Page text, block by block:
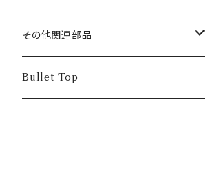
ファストン端子型
レバーボール
単品部品（ジョイスティック）
NOBIモデル関連
30φ_ネジ式
30φ_差込式
押しボタン_24φ
24φ_ネジ式
単品部品（押しボタン）
その他関連部品
電子部品
Bullet Top